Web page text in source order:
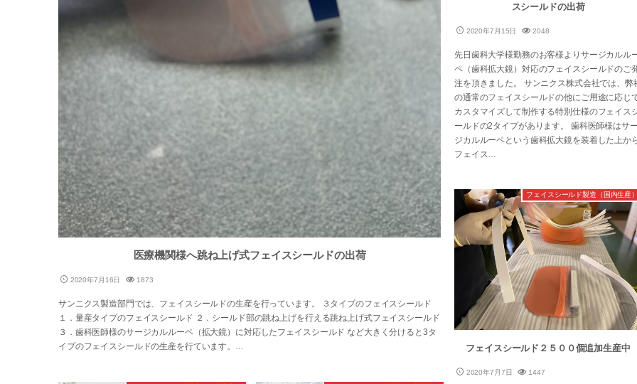
医療機関様へ跳ね上げ式フェイスシールドの出荷
2020年7月16日 1873
サンニクス製造部門では、フェイスシールドの生産を行っています。 ３タイプのフェイスシールド
１．量産タイプのフェイスシールド ２．シールド部の跳ね上げを行える跳ね上げ式フェイスシールド
３．歯科医師様のサージカルルーペ（拡大鏡）に対応したフェイスシールド など大きく分けると3タ
イプのフェイスシールドの生産を行ています。…
スシールドの出荷
2020年7月15日 2048
先日歯科大学様勤務のお客様よりサージカルル
ペ（歯科拡大鏡）対応のフェイスシールドのご
注を頂きました。 サンニクス株式会社では、弊
の通常のフェイスシールドの他にご用途に応じ
カスタマイズして制作する特別仕様のフェイス
ールドの2タイプがあります。 歯科医師様はサー
ジカルルーペという歯科拡大鏡を装着した上か
フェイス…
フェイスシールド２５００個追加生産中
2020年7月7日
フェイスシールド製造（国内生産）
1447